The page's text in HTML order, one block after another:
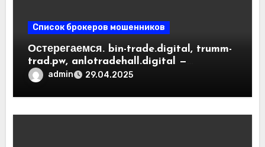
Список брокеров мошенников
Остерегаемся. bin-trade.digital, trumm-
trad.pw, anlotradehall.digital —
разоблачение фальшивых
криптобирж. Как вернуть деньги.
Отзывы пользователей
admin 29.04.2025